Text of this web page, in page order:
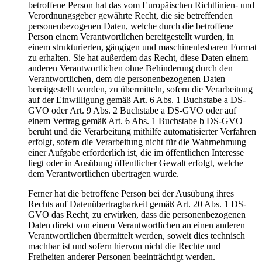
betroffene Person hat das vom Europäischen Richtlinien- und
Verordnungsgeber gewährte Recht, die sie betreffenden
personenbezogenen Daten, welche durch die betroffene
Person einem Verantwortlichen bereitgestellt wurden, in
einem strukturierten, gängigen und maschinenlesbaren Format
zu erhalten. Sie hat außerdem das Recht, diese Daten einem
anderen Verantwortlichen ohne Behinderung durch den
Verantwortlichen, dem die personenbezogenen Daten
bereitgestellt wurden, zu übermitteln, sofern die Verarbeitung
auf der Einwilligung gemäß Art. 6 Abs. 1 Buchstabe a DS-
GVO oder Art. 9 Abs. 2 Buchstabe a DS-GVO oder auf
einem Vertrag gemäß Art. 6 Abs. 1 Buchstabe b DS-GVO
beruht und die Verarbeitung mithilfe automatisierter Verfahren
erfolgt, sofern die Verarbeitung nicht für die Wahrnehmung
einer Aufgabe erforderlich ist, die im öffentlichen Interesse
liegt oder in Ausübung öffentlicher Gewalt erfolgt, welche
dem Verantwortlichen übertragen wurde.
Ferner hat die betroffene Person bei der Ausübung ihres
Rechts auf Datenübertragbarkeit gemäß Art. 20 Abs. 1 DS-
GVO das Recht, zu erwirken, dass die personenbezogenen
Daten direkt von einem Verantwortlichen an einen anderen
Verantwortlichen übermittelt werden, soweit dies technisch
machbar ist und sofern hiervon nicht die Rechte und
Freiheiten anderer Personen beeinträchtigt werden.